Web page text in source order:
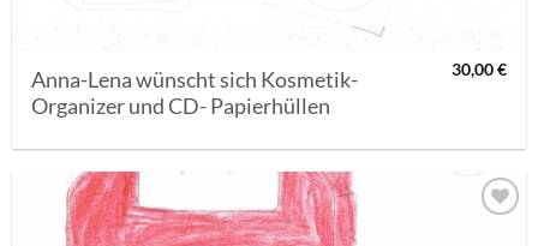
Anna-Lena wünscht sich Kosmetik-
Organizer und CD- Papierhüllen
30,00€